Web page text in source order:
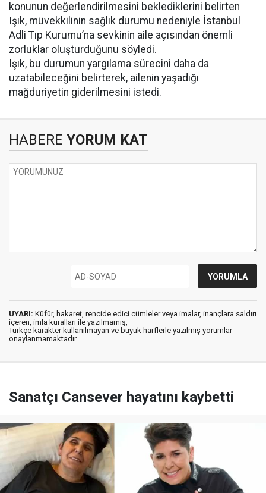
konunun değerlendirilmesini beklediklerini belirten
Işık, müvekkilinin sağlık durumu nedeniyle İstanbul
Adli Tıp Kurumu’na sevkinin aile açısından önemli
zorluklar oluşturduğunu söyledi.
Işık, bu durumun yargılama sürecini daha da
uzatabileceğini belirterek, ailenin yaşadığı
mağduriyetin giderilmesini istedi.
HABERE YORUM KAT
UYARI: Küfür, hakaret, rencide edici cümleler veya imalar, inançlara saldırı
içeren, imla kuralları ile yazılmamış,
Türkçe karakter kullanılmayan ve büyük harflerle yazılmış yorumlar
onaylanmamaktadır.
Sanatçı Cansever hayatını kaybetti